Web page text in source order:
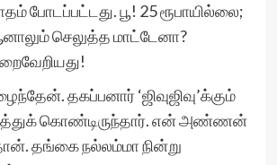
போடப்பட்டது. பூ! 25 ரூபாயில்லை;
செலுத்த மாட்டேனா?
தகப்பனார் ‘ஜிவுஜிவு’க்கும்
கொண்டிருந்தார். என் அண்ணன்
தங்கை நல்லம்மா நின்று